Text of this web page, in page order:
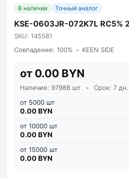
В наличии Точный аналог
KSE-0603JR-072K7L RC5%
SKU: 145581
Совпадение: 100% • KEEN SIDE
от 0.00 BYN
Наличие: 97988 шт • Срок: 7 дн.
от 5000 шт
0.00 BYN
от 10000 шт
0.00 BYN
от 15000 шт
0.00 BYN